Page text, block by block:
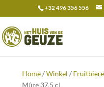
+32 496 356 556
naar:
Home/Winkel /
Mûre 37,5 cl